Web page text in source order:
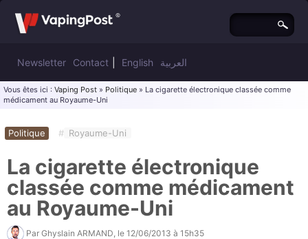
Newsletter Contact English العربية
Vous êtes ici : Vaping Post » Politique » La cigarette électronique classée comme
médicament au Royaume-Uni
Politique # Royaume-Uni
La cigarette électronique
classée comme médicament
au Royaume-Uni
Par Ghyslain ARMAND , le 12/06/2013 à 15h35